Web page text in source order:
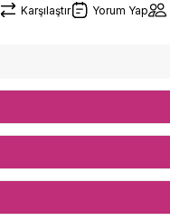
Karşılaştır Yorum Yap